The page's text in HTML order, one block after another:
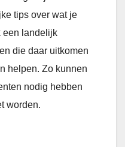
tips over wat je
een landelijk
die daar uitkomen
helpen. Zo kunnen
nodig hebben
worden.